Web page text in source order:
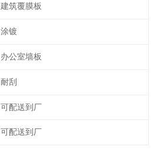
建筑覆膜板
涂镀
办公室墙板
耐刮
可配送到厂
可配送到厂